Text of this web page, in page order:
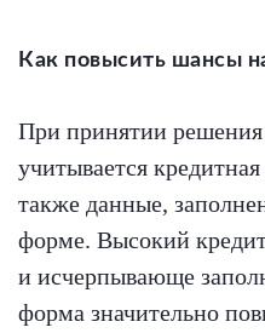
Как повысить шансы
При принятии
учитывается
также данные,
форме. Высокий
и исчерпывающе
форма значительно